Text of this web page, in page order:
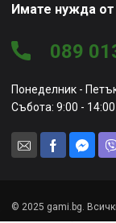
Имате нужда
089
Понеделник -
Събота: 9:00 - 14:00
© 2025 gami.bg.